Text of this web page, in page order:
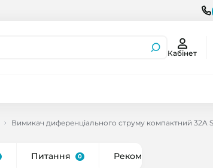
Кабінет
Вимикач диференціального струму компактний 32A
Питання 0 Рекомендуємо